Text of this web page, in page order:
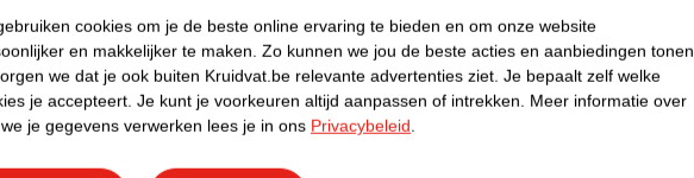
cookies om je de beste online ervaring te bieden en om onze website
en makkelijker te maken. Zo kunnen we jou de beste acties en aanbiedingen tonen
we dat je ook buiten Kruidvat.be relevante advertenties ziet. Je bepaalt zelf welke
je accepteert. Je kunt je voorkeuren altijd aanpassen of intrekken. Meer informatie over
je gegevens verwerken lees je in ons Privacybeleid.